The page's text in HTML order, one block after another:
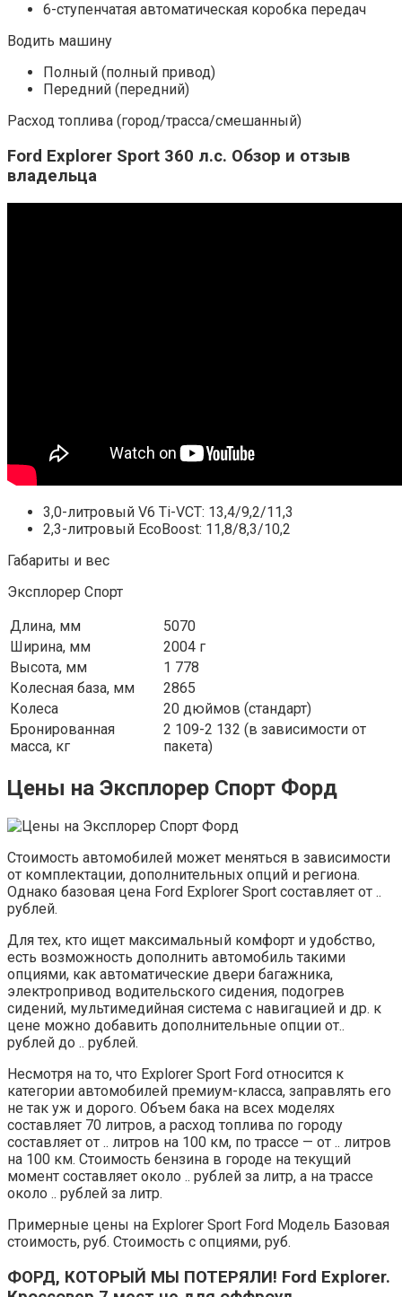
6-ступенчатая автоматическая коробка передач
Водить машину
Полный (полный привод)
Передний (передний)
Расход топлива (город/трасса/смешанный)
Ford Explorer Sport 360 л.с. Обзор и отзыв
владельца
3,0-литровый V6 Ti-VCT: 13,4/9,2/11,3
2,3-литровый EcoBoost: 11,8/8,3/10,2
Габариты и вес
Эксплорер Спорт
Длина, мм
5070
Ширина, мм
2004 г
Высота, мм
1 778
Колесная база, мм
2865
Колеса
20 дюймов (стандарт)
Бронированная
масса, кг
2 109-2 132 (в зависимости от
пакета)
Цены на Эксплорер Спорт Форд
Стоимость автомобилей может меняться в зависимости
от комплектации, дополнительных опций и региона.
Однако базовая цена Ford Explorer Sport составляет от ..
рублей.
Для тех, кто ищет максимальный комфорт и удобство,
есть возможность дополнить автомобиль такими
опциями, как автоматические двери багажника,
электропривод водительского сидения, подогрев
сидений, мультимедийная система с навигацией и др. к
цене можно добавить дополнительные опции от..
рублей до .. рублей.
Несмотря на то, что Explorer Sport Ford относится к
категории автомобилей премиум-класса, заправлять его
не так уж и дорого. Объем бака на всех моделях
составляет 70 литров, а расход топлива по городу
составляет от .. литров на 100 км, по трассе — от .. литров
на 100 км. Стоимость бензина в городе на текущий
момент составляет около .. рублей за литр, а на трассе
около .. рублей за литр.
Примерные цены на Explorer Sport Ford Модель Базовая
стоимость, руб. Стоимость с опциями, руб.
ФОРД, КОТОРЫЙ МЫ ПОТЕРЯЛИ! Ford Explorer.